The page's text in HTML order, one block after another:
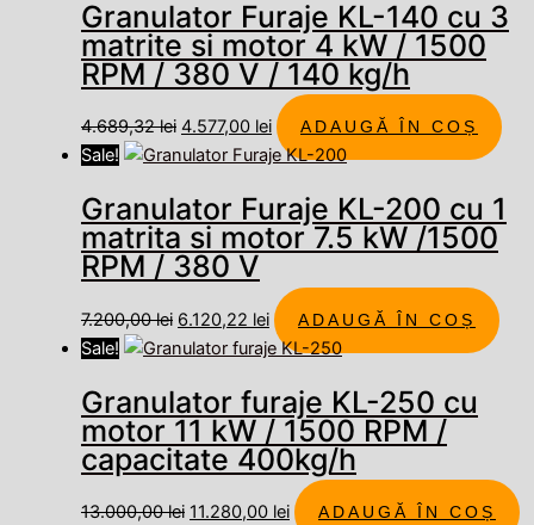
Granulator Furaje KL-140 cu 3
matrite si motor 4 kW / 1500
RPM / 380 V / 140 kg/h
4.689,32lei 4.577,00 lei ADAUGĂ ÎN COȘ
Sale!
Granulator Furaje KL-200 cu 1
matrita si motor 7.5 kW /1500
RPM / 380 V
7.200,00lei 6.120,22 lei ADAUGĂ ÎN COȘ
Sale!
Granulator furaje KL-250 cu
motor 11 kW / 1500 RPM /
capacitate 400kg/h
13.000,00lei 11.280,00 lei ADAUGĂ ÎN COȘ